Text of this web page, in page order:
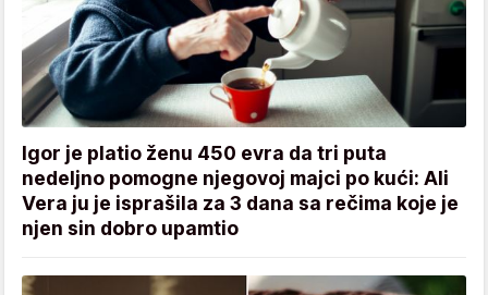
Igor je platio ženu 450 evra da tri puta
nedeljno pomogne njegovoj majci po kući: Ali
Vera ju je isprašila za 3 dana sa rečima koje je
njen sin dobro upamtio